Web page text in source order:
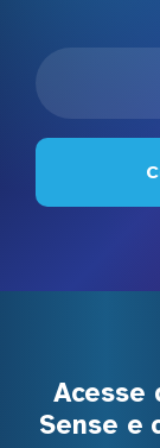
Acesse
Sense e